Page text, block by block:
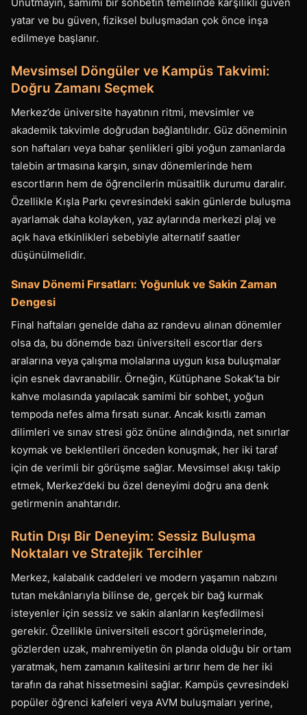
yatar ve bu güven, fiziksel buluşmadan çok önce inşa
edilmeye başlanır.
Mevsimsel Döngüler ve Kampüs Takvimi:
Doğru Zamanı Seçmek
Merkez’de üniversite hayatının ritmi, mevsimler ve
akademik takvimle doğrudan bağlantılıdır. Güz döneminin
son haftaları veya bahar şenlikleri gibi yoğun zamanlarda
talebin artmasına karşın, sınav dönemlerinde hem
escortların hem de öğrencilerin müsaitlik durumu daralır.
Özellikle Kışla Parkı çevresindeki sakin günlerde buluşma
ayarlamak daha kolayken, yaz aylarında merkezi plaj ve
açık hava etkinlikleri sebebiyle alternatif saatler
düşünülmelidir.
Sınav Dönemi Fırsatları: Yoğunluk ve Sakin Zaman
Dengesi
Final haftaları genelde daha az randevu alınan dönemler
olsa da, bu dönemde bazı üniversiteli escortlar ders
aralarına veya çalışma molalarına uygun kısa buluşmalar
için esnek davranabilir. Örneğin, Kütüphane Sokak’ta bir
kahve molasında yapılacak samimi bir sohbet, yoğun
tempoda nefes alma fırsatı sunar. Ancak kısıtlı zaman
dilimleri ve sınav stresi göz önüne alındığında, net sınırlar
koymak ve beklentileri önceden konuşmak, her iki taraf
için de verimli bir görüşme sağlar. Mevsimsel akışı takip
etmek, Merkez’deki bu özel deneyimi doğru ana denk
getirmenin anahtarıdır.
Rutin Dışı Bir Deneyim: Sessiz Buluşma
Noktaları ve Stratejik Tercihler
Merkez, kalabalık caddeleri ve modern yaşamın nabzını
tutan mekânlarıyla bilinse de, gerçek bir bağ kurmak
isteyenler için sessiz ve sakin alanların keşfedilmesi
gerekir. Özellikle üniversiteli escort görüşmelerinde,
gözlerden uzak, mahremiyetin ön planda olduğu bir ortam
yaratmak, hem zamanın kalitesini artırır hem de her iki
tarafın da rahat hissetmesini sağlar. Kampüs çevresindeki
popüler öğrenci kafeleri veya AVM buluşmaları yerine,